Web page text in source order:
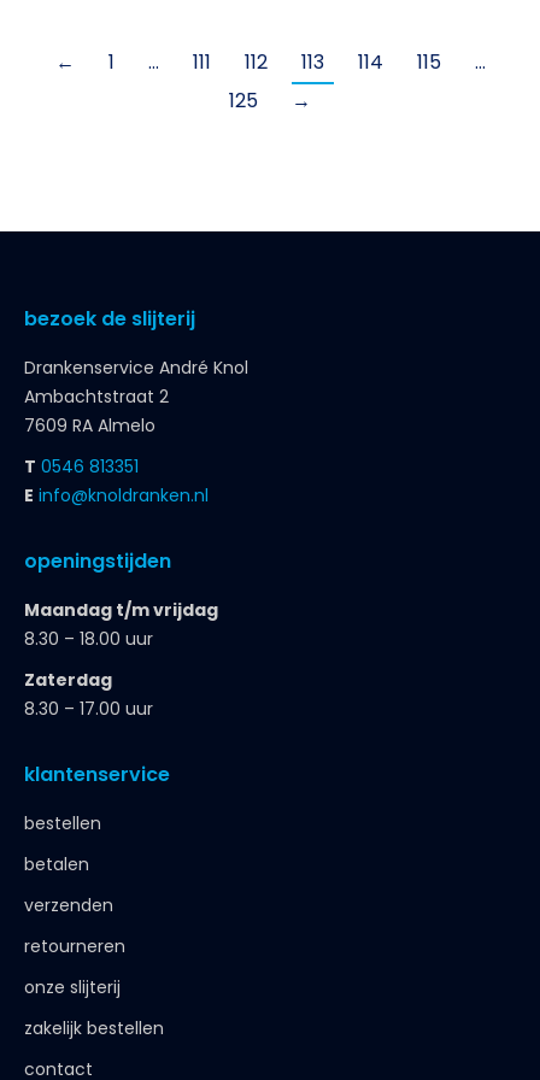
← 1 … 111 112 113 114 115
…
125
→
bezoek de slijterij
Drankenservice André Knol
Ambachtstraat 2
7609 RA Almelo
T 0546 813351
E info@knoldranken.nl
openingstijden
Maandag t/m vrijdag
8.30 – 18.00 uur
Zaterdag
8.30 – 17.00 uur
klantenservice
bestellen
betalen
verzenden
retourneren
onze slijterij
zakelijk bestellen
contact